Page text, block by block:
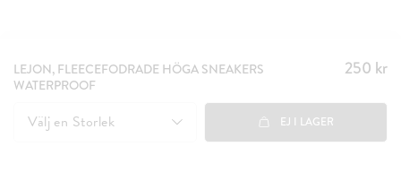
LEJON, FLEECEFODRADE HÖGA SNEAKERS
WATERPROOF
Pris:
250 kr
Välj en Storlek EJ I LAGER